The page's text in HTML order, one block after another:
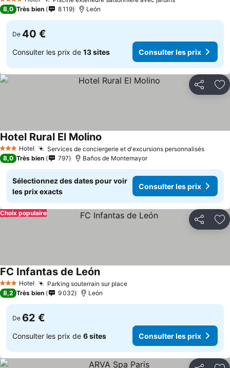
4 Étoiles
8,0 Très bien 8 119 León
De 40 €
Consulter les prix de 13 sites Consulter les prix
Partager
3 ÉtoilesHotel Services de conciergerie et d'excursions personnalisés
Hotel Rural El Molino
8,0 Très bien 797 Baños de Montemayor
Sélectionnez des dates pour voir
les prix exacts
Consulter les prix
Partager
Choix populaire
3 ÉtoilesHotel Parking souterrain sur placeConsulter les prix
FC Infantas de LeónConsulter les prix
8,2 Très bien 9 032 León
De 62 €
Consulter les prix de 6 sites Consulter les prix